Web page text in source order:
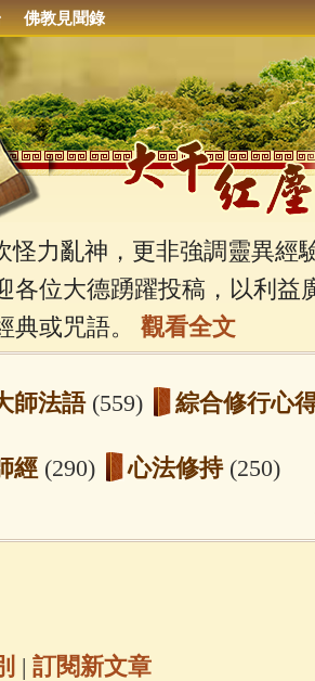
佛教見聞錄
力亂神，更非強調靈異經
各位大德踴躍投稿，以利益
典或咒語。 觀看全文
師法語 (559) 綜合修行心
經 (290) 心法修持 (250)
助念(190) 文殊菩薩(165)
除邪淫(129)
| 訂閱新文章